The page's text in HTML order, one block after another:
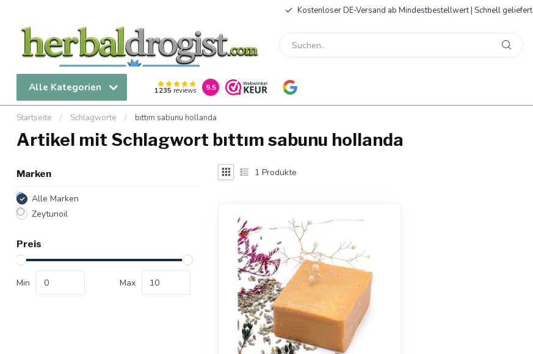
Kostenloser DE-Versand ab Mindestbestellwert | Schnell geliefert
Alle Kategorien 1235 reviews 9.5
Startseite / Schlagworte / bıttım sabunu hollanda
Artikel mit Schlagwort bıttım sabunu hollanda
Marken
Alle Marken
Zeytunoil
Preis
Min Max
1 Produkte